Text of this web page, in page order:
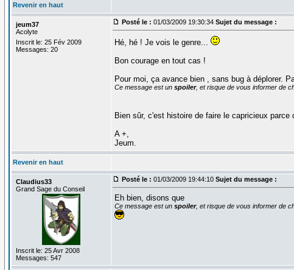
Revenir en haut
jeum37
Acolyte
Inscrit le: 25 Fév 2009
Messages: 20
Posté le : 01/03/2009 19:30:34 Sujet du message :
Hé, hé ! Je vois le genre...
Bon courage en tout cas !
Pour moi, ça avance bien , sans bug à déplorer.
Ce message est un spoiler, et risque de vous informer de
Bien sûr, c'est histoire de faire le capricieux
A +,
Jeum.
Revenir en haut
Claudius33
Grand Sage du Conseil
Inscrit le: 25 Avr 2008
Messages: 547
Posté le : 01/03/2009 19:44:10 Sujet du message :
Eh bien, disons que
Ce message est un spoiler, et risque de vous informer de